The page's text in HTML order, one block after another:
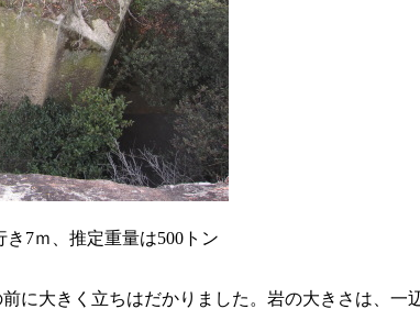
7ｍ、推定重量は500トン
大きく立ちはだかりました。岩の大きさは、一